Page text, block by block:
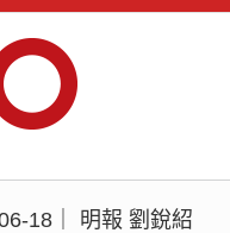
18｜ 明報 劉銳紹